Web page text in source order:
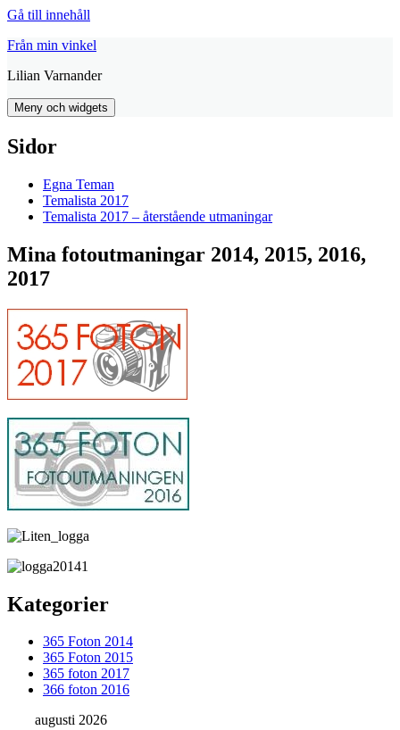
Gå till innehåll
Från min vinkel
Lilian Varnander
Meny och widgets
Sidor
Egna Teman
Temalista 2017
Temalista 2017 – återstående utmaningar
Mina fotoutmaningar 2014, 2015, 2016,
2017
Kategorier
365 Foton 2014
365 Foton 2015
365 foton 2017
366 foton 2016
augusti 2026